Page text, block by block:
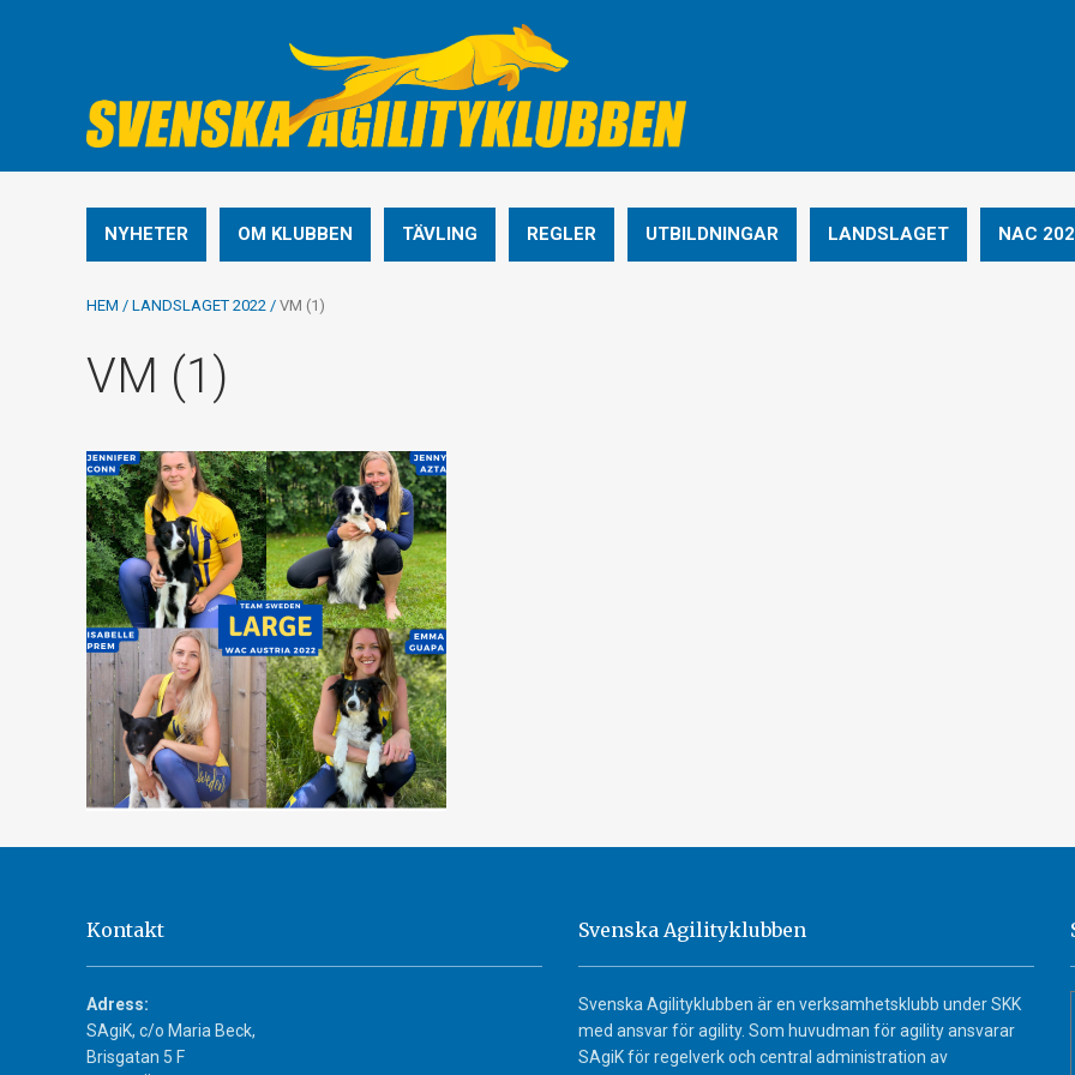
NYHETER OM KLUBBEN TÄVLING REGLER UTBILDNINGAR LANDSLAGET NAC
HEM / LANDSLAGET 2022 / VM (1)
VM (1)
Kontakt
Adress:
SAgiK, c/o Maria Beck,
Brisgatan 5 F
Svenska Agilityklubben
Svenska Agilityklubben är en verksamhetsklubb under SKK
med ansvar för agility. Som huvudman för agility ansvarar
SAgiK för regelverk och central administration av